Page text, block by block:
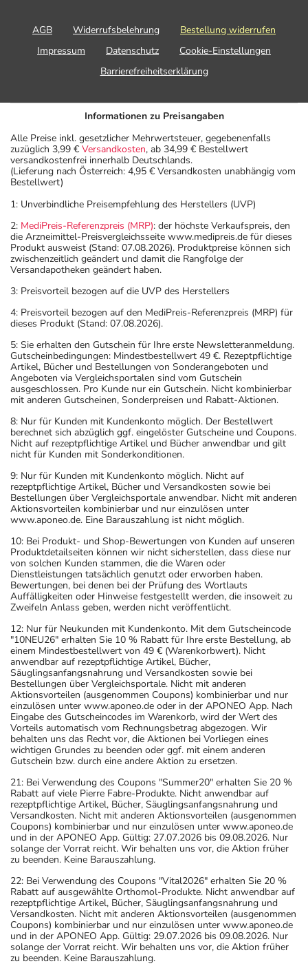
AGB Widerrufsbelehrung
Bestellung widerrufen
Impressum
Datenschutz
Cookie-Einstellungen
Barrierefreiheitserklärung
Informationen zu Preisangaben
Alle Preise inkl. gesetzlicher Mehrwertsteuer, gegebenenfalls
zuzüglich 3,99 € Versandkosten, ab 34,99 € Bestellwert
versandkostenfrei innerhalb Deutschlands.
(Lieferung nach Österreich: 4,95 € Versandkosten unabhängig vom
Bestellwert)
1: Unverbindliche Preisempfehlung des Herstellers (UVP)
2: MediPreis-Referenzpreis (MRP): der höchste Verkaufspreis, den
die Arzneimittel-Preisvergleichsseite www.medipreis.de für dieses
Produkt ausweist (Stand: 07.08.2026). Produktpreise können sich
zwischenzeitlich geändert und damit die Rangfolge der
Versandapotheken geändert haben.
3: Preisvorteil bezogen auf die UVP des Herstellers
4: Preisvorteil bezogen auf den MediPreis-Referenzpreis (MRP) für
dieses Produkt (Stand: 07.08.2026).
5: Sie erhalten den Gutschein für Ihre erste Newsletteranmeldung.
Gutscheinbedingungen: Mindestbestellwert 49 €. Rezeptpflichtige
Artikel, Bücher und Bestellungen von Sonderangeboten und
Angeboten via Vergleichsportalen sind vom Gutschein
ausgeschlossen. Pro Kunde nur ein Gutschein. Nicht kombinierbar
mit anderen Gutscheinen, Sonderpreisen und Rabatt-Aktionen.
8: Nur für Kunden mit Kundenkonto möglich. Der Bestellwert
berechnet sich abzüglich ggf. eingelöster Gutscheine und Coupons.
Nicht auf rezeptpflichtige Artikel und Bücher anwendbar und gilt
nicht für Kunden mit Sonderkonditionen.
9: Nur für Kunden mit Kundenkonto möglich. Nicht auf
rezeptpflichtige Artikel, Bücher und Versandkosten sowie bei
Bestellungen über Vergleichsportale anwendbar. Nicht mit anderen
Aktionsvorteilen kombinierbar und nur einzulösen unter
www.aponeo.de. Eine Barauszahlung ist nicht möglich.
10: Bei Produkt- und Shop-Bewertungen von Kunden auf unseren
Produktdetailseiten können wir nicht sicherstellen, dass diese nur
von solchen Kunden stammen, die die Waren oder
Dienstleistungen tatsächlich genutzt oder erworben haben.
Bewertungen, bei denen bei der Prüfung des Wortlauts
Auffälligkeiten oder Hinweise festgestellt werden, die insoweit zu
Zweifeln Anlass geben, werden nicht veröffentlicht.
12: Nur für Neukunden mit Kundenkonto. Mit dem Gutscheincode
"10NEU26" erhalten Sie 10 % Rabatt für Ihre erste Bestellung, ab
einem Mindestbestellwert von 49 € (Warenkorbwert). Nicht
anwendbar auf rezeptpflichtige Artikel, Bücher,
Säuglingsanfangsnahrung und Versandkosten sowie bei
Bestellungen über Vergleichsportale. Nicht mit anderen
Aktionsvorteilen (ausgenommen Coupons) kombinierbar und nur
einzulösen unter www.aponeo.de oder in der APONEO App. Nach
Eingabe des Gutscheincodes im Warenkorb, wird der Wert des
Vorteils automatisch vom Rechnungsbetrag abgezogen. Wir
behalten uns das Recht vor, die Aktionen bei Vorliegen eines
wichtigen Grundes zu beenden oder ggf. mit einem anderen
Gutschein bzw. durch eine andere Aktion zu ersetzen.
21: Bei Verwendung des Coupons "Summer20" erhalten Sie 20 %
Rabatt auf viele Pierre Fabre-Produkte. Nicht anwendbar auf
rezeptpflichtige Artikel, Bücher, Säuglingsanfangsnahrung und
Versandkosten. Nicht mit anderen Aktionsvorteilen (ausgenommen
Coupons) kombinierbar und nur einzulösen unter www.aponeo.de
und in der APONEO App. Gültig: 27.07.2026 bis 09.08.2026. Nur
solange der Vorrat reicht. Wir behalten uns vor, die Aktion früher
zu beenden. Keine Barauszahlung.
22: Bei Verwendung des Coupons "Vital2026" erhalten Sie 20 %
Rabatt auf ausgewählte Orthomol-Produkte. Nicht anwendbar auf
rezeptpflichtige Artikel, Bücher, Säuglingsanfangsnahrung und
Versandkosten. Nicht mit anderen Aktionsvorteilen (ausgenommen
Coupons) kombinierbar und nur einzulösen unter www.aponeo.de
und in der APONEO App. Gültig: 29.07.2026 bis 09.08.2026. Nur
solange der Vorrat reicht. Wir behalten uns vor, die Aktion früher
zu beenden. Keine Barauszahlung.